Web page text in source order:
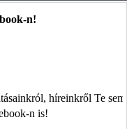
n!
híreinkről Te
n is!